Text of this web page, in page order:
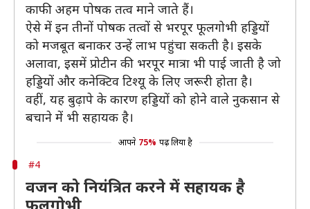
काफी अहम पोषक तत्व माने जाते हैं।
ऐसे में इन तीनों पोषक तत्वों से भरपूर फूलगोभी हड्डियों
को मजबूत बनाकर उन्हें लाभ पहुंचा सकती है। इसके
अलावा, इसमें प्रोटीन की भरपूर मात्रा भी पाई जाती है जो
हड्डियों और कनेक्टिव टिश्यू के लिए जरूरी होता है।
वहीं, यह बुढ़ापे के कारण हड्डियों को होने वाले नुकसान से
बचाने में भी सहायक है।
आपने 75% पढ़ लिया है
#4
वजन को नियंत्रित करने में सहायक है
फूलगोभी